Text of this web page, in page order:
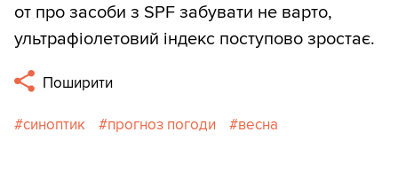
от про засоби з SPF забувати не варто,
ультрафіолетовий індекс поступово зростає.
Поширити
синоптик прогноз погоди весна